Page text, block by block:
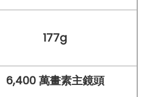
177g
6,400 萬畫素主鏡頭